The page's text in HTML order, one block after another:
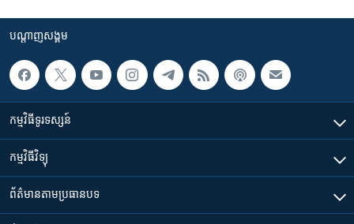
បណ្តាញ​សង្គម
កម្មវិធី​ទូរទស្សន៍
កម្មវិធី​វិទ្យុ
ព័ត៌មាន​តាមប្រធានបទ​